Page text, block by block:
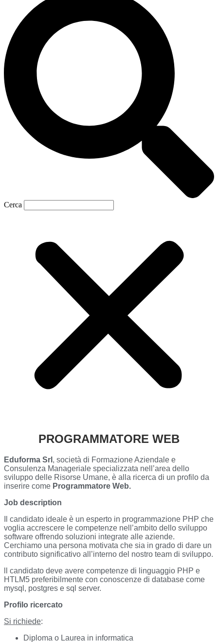
Cerca
PROGRAMMATORE WEB
Eduforma Srl , società di Formazione Aziendale e
Consulenza Manageriale specializzata nell’area dello
sviluppo delle Risorse Umane, è alla ricerca di un profilo da
inserire come Programmatore Web.
Job description
Il candidato ideale è un esperto in programmazione PHP che
voglia accrescere le competenze nell’ambito dello sviluppo
software offrendo soluzioni integrate alle aziende.
Cerchiamo una persona motivata che sia in grado di dare un
contributo significativo all’interno del nostro team di sviluppo.
ll candidato deve avere competenze di linguaggio PHP e
HTLM5 preferibilmente con conoscenze di database come
mysql, postgres e sql server.
Profilo ricercato
Si richiede:
Diploma o Laurea in informatica